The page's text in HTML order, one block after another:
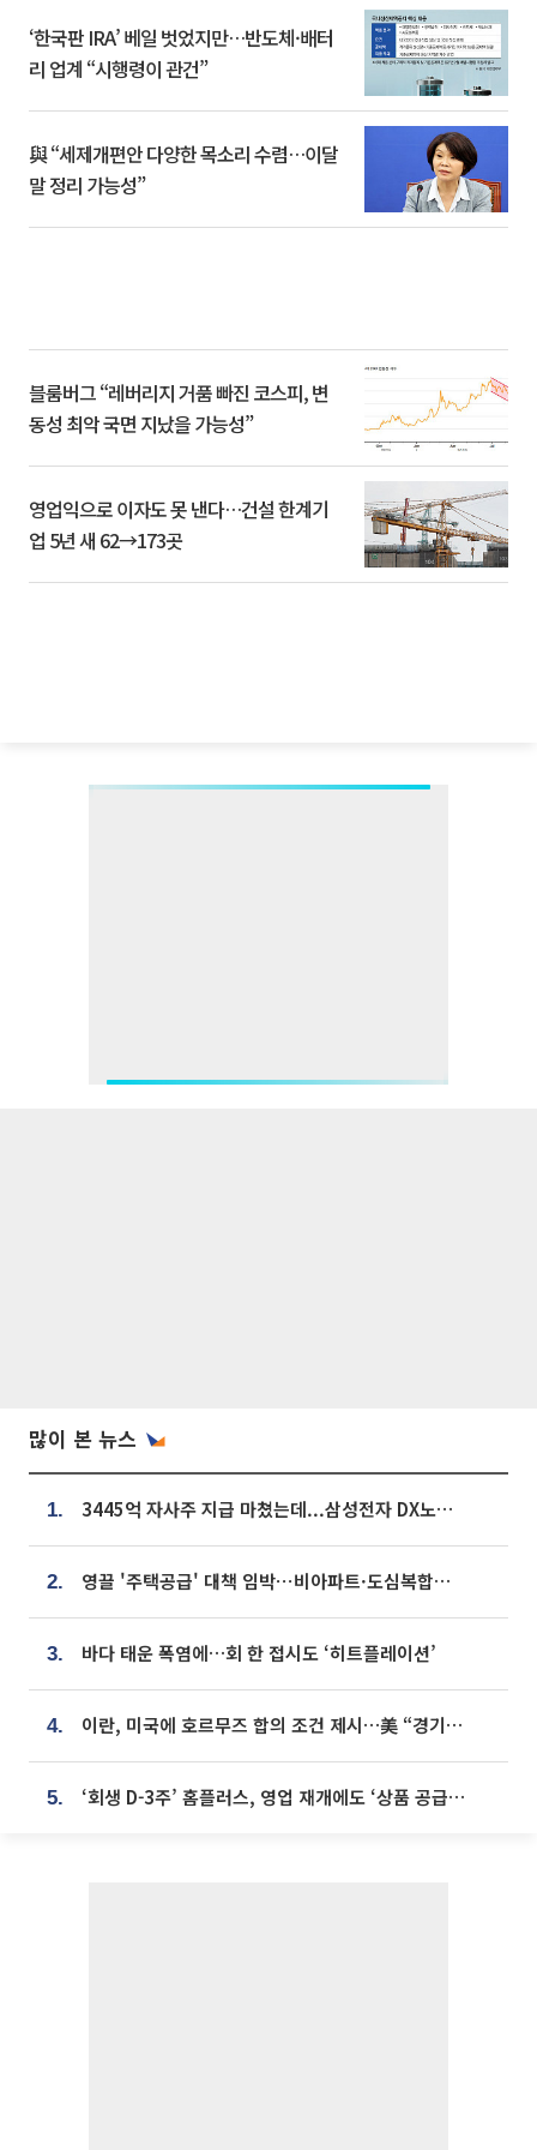
‘한국판 IRA’ 베일 벗었지만…반도체·배터
리 업계 “시행령이 관건”
與 “세제개편안 다양한 목소리 수렴…이달
말 정리 가능성”
블룸버그 “레버리지 거품 빠진 코스피, 변
동성 최악 국면 지났을 가능성”
영업익으로 이자도 못 낸다…건설 한계기
업 5년 새 62→173곳
많이 본 뉴스
1. 3445억 자사주 지급 마쳤는데...삼성전자 DX노조, 뒤늦은 '떼쓰기 집회'
2. 영끌 '주택공급' 대책 임박⋯비아파트·도심복합까지 총동원
3. 바다 태운 폭염에…회 한 접시도 ‘히트플레이션’
4. 이란, 미국에 호르무즈 합의 조건 제시…美 “경기 아직 안 끝나” [종합]
5. ‘회생 D-3주’ 홈플러스, 영업 재개에도 ‘상품 공급망’ 복구가 생존 관건